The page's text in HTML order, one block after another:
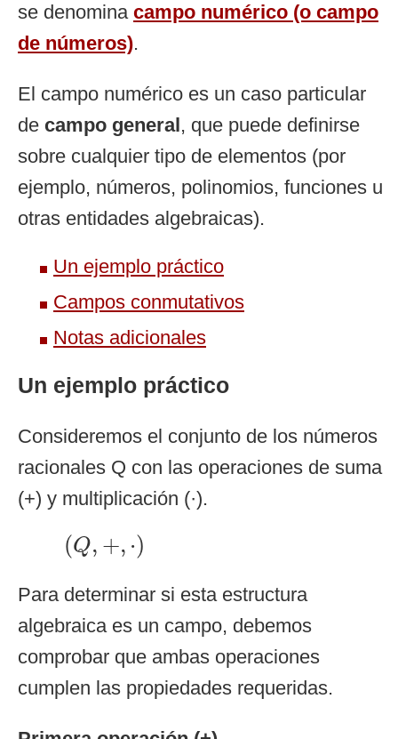
se denomina campo numérico (o campo
de números).
El campo numérico es un caso particular
de campo general , que puede definirse
sobre cualquier tipo de elementos (por
ejemplo, números, polinomios, funciones u
otras entidades algebraicas).
Un ejemplo práctico
Campos conmutativos
Notas adicionales
Un ejemplo práctico
Consideremos el conjunto de los números
racionales Q con las operaciones de suma
(+) y multiplicación (·).
(Q, +, ⋅)
(Q + )
Para determinar si esta estructura
algebraica es un campo, debemos
comprobar que ambas operaciones
cumplen las propiedades requeridas.